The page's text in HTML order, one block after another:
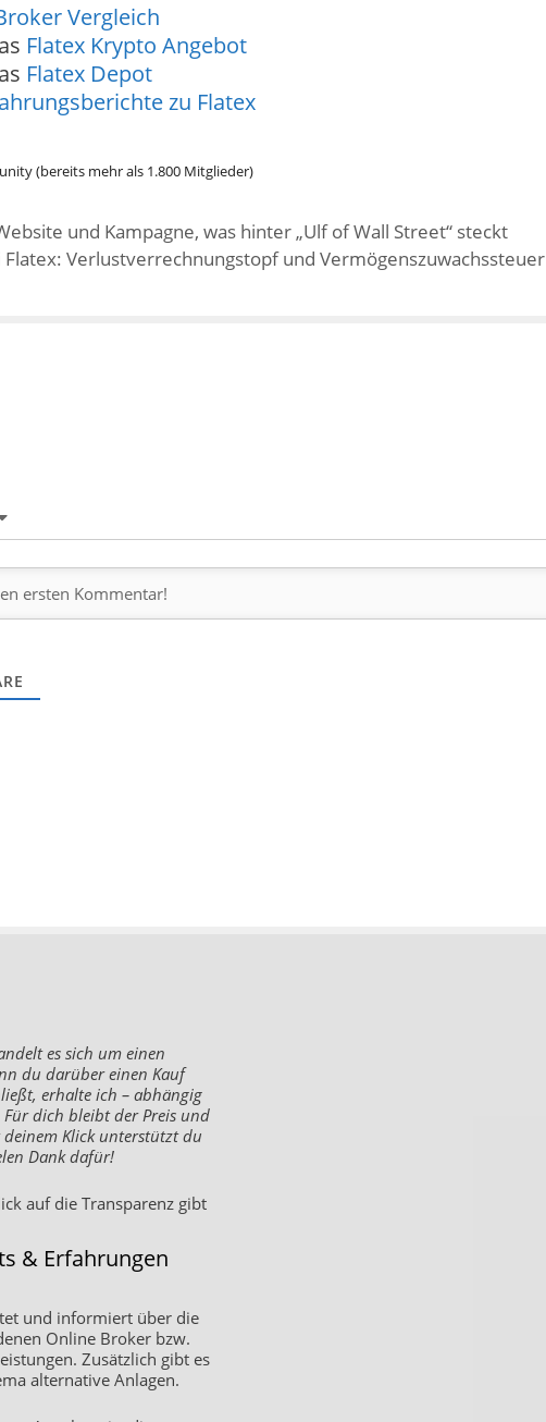
Vergleich
Flatex Krypto Angebot
Flatex Depot
zu Flatex
(bereits mehr als 1.800 Mitglieder)
und Kampagne, was hinter „Ulf of Wall Street“ steckt
Flatex: Verlustverrechnungstopf und Vermögenszuwachssteuer
es sich um einen
du darüber einen Kauf
erhalte ich – abhängig
Für dich bleibt der Preis und
Klick unterstützt du
Dank dafür!
auf die Transparenz gibt
& Erfahrungen
und informiert über die
Online Broker bzw.
Zusätzlich gibt es
alternative Anlagen.